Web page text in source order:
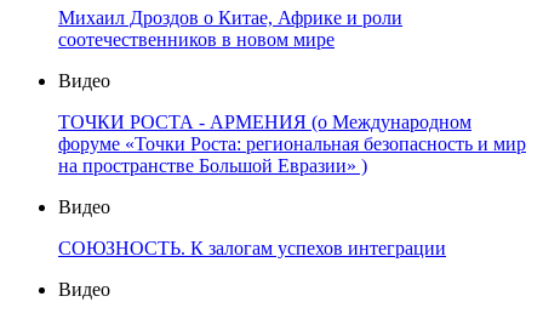
Михаил Дроздов о Китае, Африке и роли
соотечественников в новом мире
Видео
ТОЧКИ РОСТА - АРМЕНИЯ (о Международном
форуме «Точки Роста: региональная безопасность и мир
на пространстве Большой Евразии» )
Видео
СОЮЗНОСТЬ. К залогам успехов интеграции
Видео